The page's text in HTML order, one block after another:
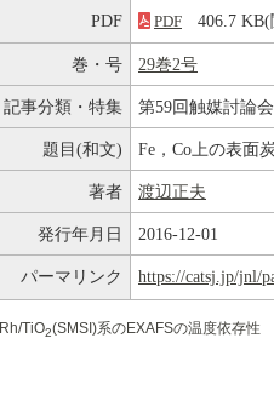
PDF PDF 406.7
巻・号 29巻2号
記事分類・特集 第59回触媒討論
題目(和文) Fe，Co上の表面
著者 渡辺正夫
発行年月日 2016-12-01
パーマリンク https://catsj.jp/jnl/
Rh/TiO2(SMSI)系のEXAFSの温度依存性